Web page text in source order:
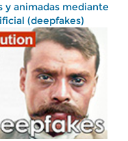
y animadas mediante
(deepfakes)